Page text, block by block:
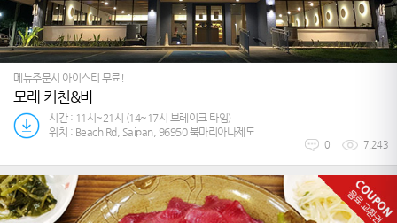
메뉴주문시 아이스티 무료!
모래 키친&바
시간 : 11시~21시 (14~17시 브레이크 타임)
위치 : Beach Rd, Saipan, 96950 북마리아나제도
0 7,243